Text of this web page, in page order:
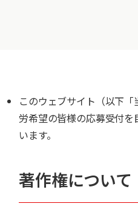
このウェブサイト（以下
労希望の皆様の応募受付
います。
著作権について